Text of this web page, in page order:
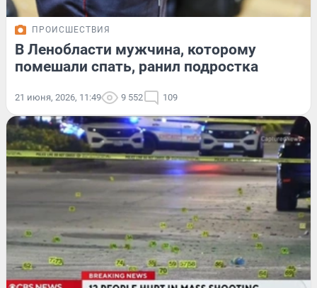
ПРОИСШЕСТВИЯ
В Ленобласти мужчина, которому
помешали спать, ранил подростка
21 июня, 2026, 11:49 9 552 109